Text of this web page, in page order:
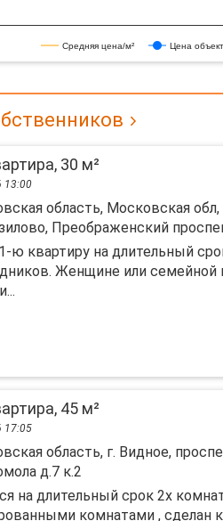
Средняя цена/м² Цена
30 м²
13:00
область, Московская
Преображенский
ю квартиру на длительный
Женщине или семейной
45 м²
17:05
область, г. Видное,
д.7 к.2
на длительный срок 2х
комнатами , сделан